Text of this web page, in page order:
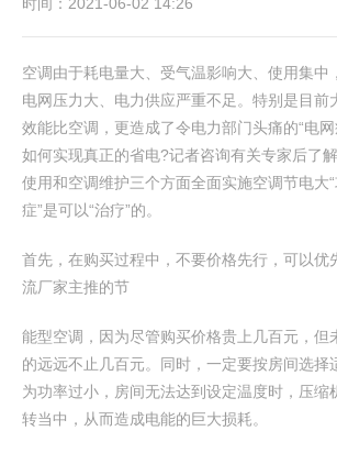
空调由于耗电量大、受气温影响大、使用集中
电网压力大、电力供应严重不足。特别是目前
效能比空调，更造成了令电力部门头痛的“电
如何实现真正的省电?记者咨询有关专家后了
使用和空调维护三个方面全面实施空调节电大“
症”是可以“治疗”的。
首先，在购买过程中，不要价格先行，可以优
流厂家主推的节
能型空调，因为尽管购买价格贵上几百元，但
的远远不止几百元。同时，一定要按房间选择
为功率过小，房间无法达到设定温度时，压缩
转当中，从而造成电能的巨大损耗。